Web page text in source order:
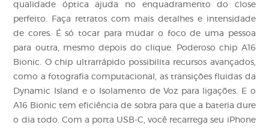
qualidade óptica ajuda no enquadramento do close
perfeito. Faça retratos com mais detalhes e intensidade
de cores. É só tocar para mudar o foco de uma pessoa
para outra, mesmo depois do clique. Poderoso chip A16
Bionic. O chip ultrarrápido possibilita recursos avançados,
como a fotografia computacional, as transições fluidas da
Dynamic Island e o Isolamento de Voz para ligações. E o
A16 Bionic tem eficiência de sobra para que a bateria dure
o dia todo. Com a porta USB‑C, você recarrega seu iPhone